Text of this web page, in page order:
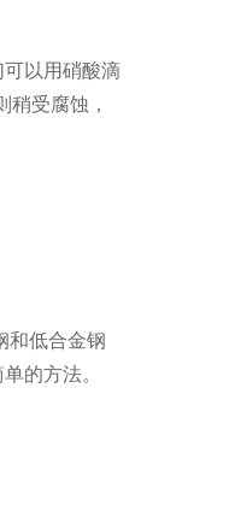
以用硝酸滴
受腐蚀，
和低合金钢
的方法。